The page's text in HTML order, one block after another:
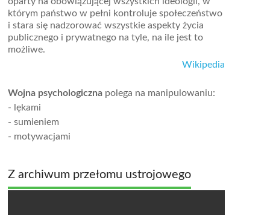
którym państwo w pełni kontroluje społeczeństwo
i stara się nadzorować wszystkie aspekty życia
publicznego i prywatnego na tyle, na ile jest to
możliwe.
Wikipedia
Wojna psychologiczna polega na manipulowaniu:
- lękami
- sumieniem
- motywacjami
Z archiwum przełomu ustrojowego